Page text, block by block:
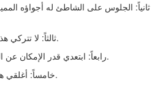
ثانياً: الجلوس على الشاطئ له أجواؤه
ثالثاً: لا تتركي هذه الفرصة تفوت من بين يديكِ، واذهبا معاً للـ رقص على أنغام الموسيقى الرومانسية.
رابعاً: ابتعدي قدر الإمكان عن الوجبات التقليدية وتغلبي على خوفكِ من الأكلات الجديدة، فالفرصة قد تتكرر بصعوبة.
خامساً: أغلقي هاتفكِ تماماً وتوقفي عن رؤية الساعة؛ حتى تستمتعي في كل لحظة بالأجواء المحيطة.